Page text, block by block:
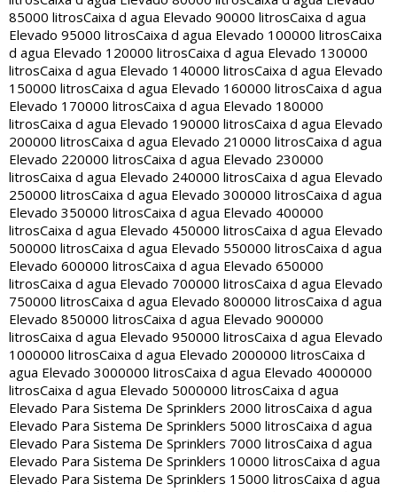
85000 litrosCaixa d agua Elevado 90000 litrosCaixa d agua
Elevado 95000 litrosCaixa d agua Elevado 100000 litrosCaixa
d agua Elevado 120000 litrosCaixa d agua Elevado 130000
litrosCaixa d agua Elevado 140000 litrosCaixa d agua Elevado
150000 litrosCaixa d agua Elevado 160000 litrosCaixa d agua
Elevado 170000 litrosCaixa d agua Elevado 180000
litrosCaixa d agua Elevado 190000 litrosCaixa d agua Elevado
200000 litrosCaixa d agua Elevado 210000 litrosCaixa d agua
Elevado 220000 litrosCaixa d agua Elevado 230000
litrosCaixa d agua Elevado 240000 litrosCaixa d agua Elevado
250000 litrosCaixa d agua Elevado 300000 litrosCaixa d agua
Elevado 350000 litrosCaixa d agua Elevado 400000
litrosCaixa d agua Elevado 450000 litrosCaixa d agua Elevado
500000 litrosCaixa d agua Elevado 550000 litrosCaixa d agua
Elevado 600000 litrosCaixa d agua Elevado 650000
litrosCaixa d agua Elevado 700000 litrosCaixa d agua Elevado
750000 litrosCaixa d agua Elevado 800000 litrosCaixa d agua
Elevado 850000 litrosCaixa d agua Elevado 900000
litrosCaixa d agua Elevado 950000 litrosCaixa d agua Elevado
1000000 litrosCaixa d agua Elevado 2000000 litrosCaixa d
agua Elevado 3000000 litrosCaixa d agua Elevado 4000000
litrosCaixa d agua Elevado 5000000 litrosCaixa d agua
Elevado Para Sistema De Sprinklers 2000 litrosCaixa d agua
Elevado Para Sistema De Sprinklers 5000 litrosCaixa d agua
Elevado Para Sistema De Sprinklers 7000 litrosCaixa d agua
Elevado Para Sistema De Sprinklers 10000 litrosCaixa d agua
Elevado Para Sistema De Sprinklers 15000 litrosCaixa d agua